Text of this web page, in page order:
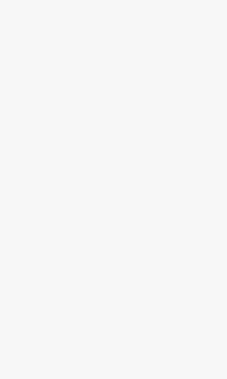
SRL
28184